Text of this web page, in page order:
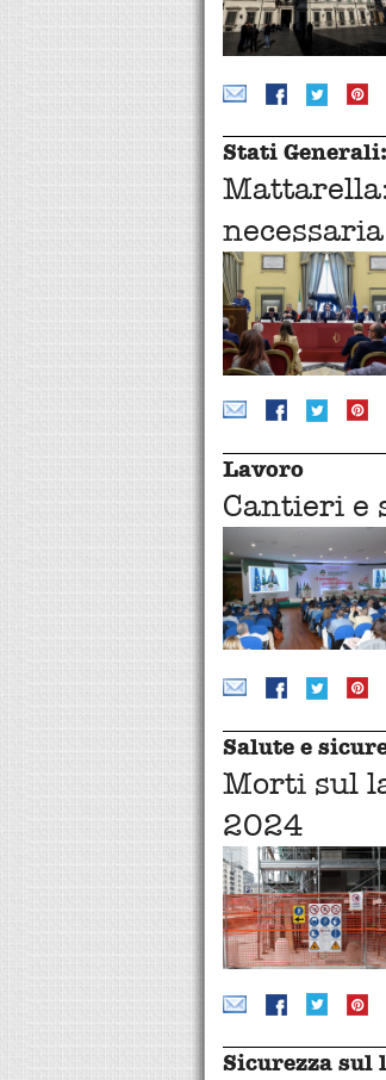
Stati Generali:
necessaria
Lavoro
Cantieri e
Salute e
Morti sul
2024
Sicurezza sul